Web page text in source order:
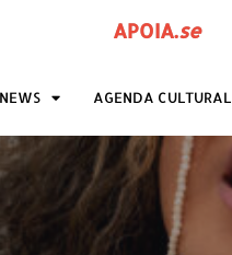
APOIA.se
AGENDA CULTURAL